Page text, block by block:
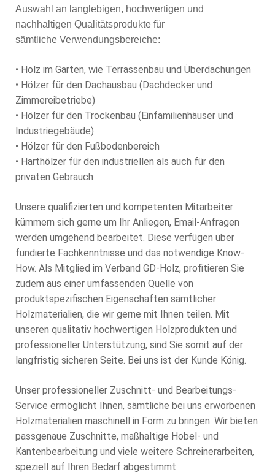
Auswahl an langlebigen, hochwertigen und
nachhaltigen Qualitätsprodukte für
sämtliche Verwendungsbereiche:
• Holz im Garten, wie Terrassenbau und Überdachungen
• Hölzer für den Dachausbau (Dachdecker und
Zimmereibetriebe)
• Hölzer für den Trockenbau (Einfamilienhäuser und
Industriegebäude)
• Hölzer für den Fußbodenbereich
• Harthölzer für den industriellen als auch für den
privaten Gebrauch
Unsere qualifizierten und kompetenten Mitarbeiter
kümmern sich gerne um Ihr Anliegen, Email-Anfragen
werden umgehend bearbeitet. Diese verfügen über
fundierte Fachkenntnisse und das notwendige Know-
How. Als Mitglied im Verband GD-Holz, profitieren Sie
zudem aus einer umfassenden Quelle von
produktspezifischen Eigenschaften sämtlicher
Holzmaterialien, die wir gerne mit Ihnen teilen. Mit
unseren qualitativ hochwertigen Holzprodukten und
professioneller Unterstützung, sind Sie somit auf der
langfristig sicheren Seite. Bei uns ist der Kunde König.
Unser professioneller Zuschnitt- und Bearbeitungs-
Service ermöglicht Ihnen, sämtliche bei uns erworbenen
Holzmaterialien maschinell in Form zu bringen. Wir bieten
passgenaue Zuschnitte, maßhaltige Hobel- und
Kantenbearbeitung und viele weitere Schreinerarbeiten,
speziell auf Ihren Bedarf abgestimmt.